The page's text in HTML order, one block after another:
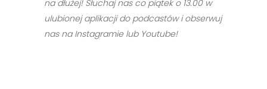
na dłużej! Słuchaj nas co piątek o 13.00 w
ulubionej aplikacji do podcastów i obserwuj
nas na Instagramie lub Youtube!